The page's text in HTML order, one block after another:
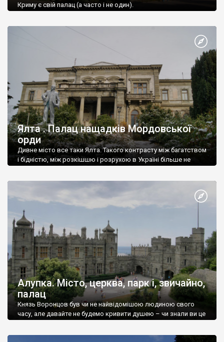
Криму є свій палац (а часто і не один).
Ялта . Палац нащадків Мордовської
орди
Дивне місто все таки Ялта. Такого контрасту між багатством
і бідністю, між розкішшю і розрухою в Україні більше не
Алупка. Місто, церква, парк і, звичайно,
палац
Князь Воронцов був чи не найвідомішою людиною свого
часу, але давайте не будемо кривити душею – чи знали ви це